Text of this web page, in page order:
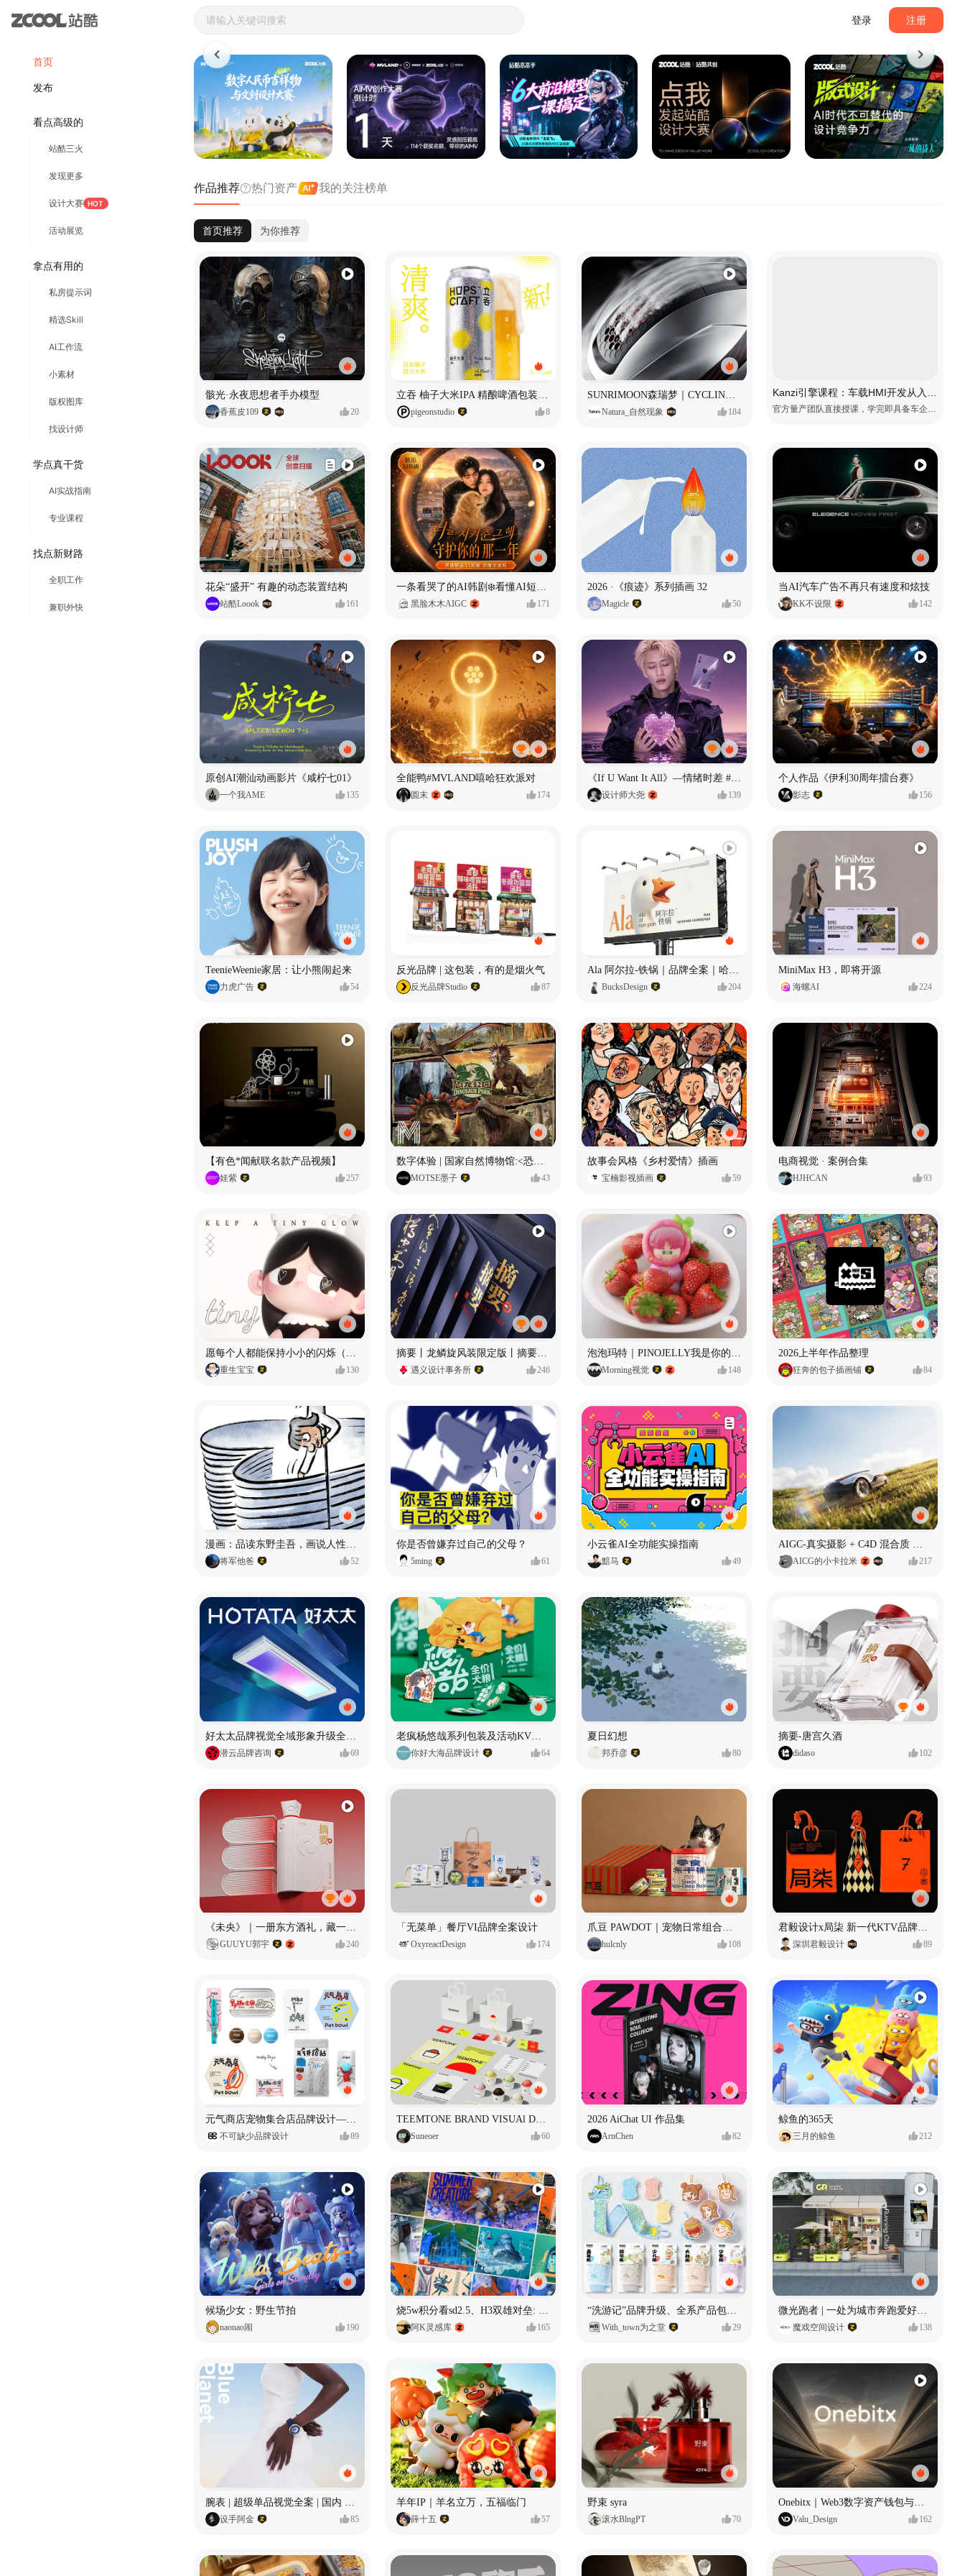
首页
发布
看点高级的
站酷三火
发现更多
设计大赛 HOT
活动展览
拿点有用的
私房提示词
精选Skill
AI工作流
小素材
版权图库
找设计师
学点真干货
AI实战指南
专业课程
找点新财路
全职工作
兼职外快
登录 注册
站酷ZCOOL - 设计师们都在站酷
作品推荐 热门资产 我的关注榜单
首页推荐 为你推荐
骸光·永夜思想者手办模型
香蕉皮109 20
立吞 柚子大米IPA 精酿啤酒包装设计
pigeonstudio 8
SUNRIMOON森瑞梦｜CYCLING HELMET CG｜气动骑行头盔
Natura_自然现象 184 官方量产团队直接授课，学完即具备车企项目上岗能力
花朵“盛开” 有趣的动态装置结构
站酷Loook 161 黑脸木木AIGC 171
2026 ·《痕迹》系列插画 32
Magicle 50
当AI汽车广告不再只有速度和炫技
KK不设限 142
原创AI潮汕动画影片《咸柠七01》
一个我AME 135
全能鸭#MVLAND嘻哈狂欢派对
圆末 174
《If U Want It All》—情绪时差 #MVLAND嘻哈狂欢派对
设计师大尧 139
个人作品《伊利30周年擂台赛》
影志 156
TeenieWeenie家居：让小熊闹起来
力虎广告 54
反光品牌 | 这包装，有的是烟火气
反光品牌Studio 87 BucksDesign 204
MiniMax H3，即将开源
海螺AI 224
【有色*闻献联名款产品视频】
娃紫 257
数字体验 | 国家自然博物馆:<恐龙公园>沉浸特展
MOTSE墨子 43
故事会风格《乡村爱情》插画
宝楠影视插画 59
电商视觉 · 案例合集
HJHCAN 93
重生宝宝 130 遇义设计事务所 246 Morning视觉 148
2026上半年作品整理
狂奔的包子插画铺 84
漫画：品读东野圭吾，画说人性百态
将军他爸 52
你是否曾嫌弃过自己的父母？
5ming 61
小云雀AI全功能实操指南
黯马 49
AIGC-真实摄影 + C4D 混合质 能让 AI 产品图更好吗?
AICG的小卡拉米 217
潜云品牌咨询 69 你好大海品牌设计 64
夏日幻想
邦乔彦 80
摘要-唐宫久酒
didaso 102
《未央》｜一册东方酒礼，藏一方岁时雅意
GUUYU郭宇 240
「无菜单」餐厅VI品牌全案设计
OxyreactDesign 174
爪豆 PAWDOT｜宠物日常组合礼盒包装设计
hulcnly 108
君毅设计x局柒 新一代KTV品牌全案设计
深圳君毅设计 89
不可缺少品牌设计 89 Suneoer 60
2026 AiChat UI 作品集
ArnChen 82
鲸鱼的365天
三月的鲸鱼 212
候场少女：野生节拍
naonao闹 190
烧5w积分看sd2.5、H3双雄对垒: 全面测评MiniMax H3篇
阿K灵感库 165
“洗游记”品牌升级、全系产品包装设计、店堆设计
With_town为之堂 29
微光跑者 | 一处为城市奔跑爱好者打造的复合空间
魔戏空间设计 138
设手阿金 85
羊年IP｜羊名立万，五福临门
薛十五 57
野束 syra
滚水BlngPT 70 Valu_Design 162